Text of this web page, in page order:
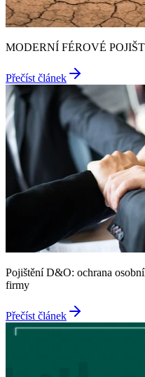
MODERNÍ FÉROVÉ
Přečíst článek
Pojištění D&O: ochrana
firmy
Přečíst článek